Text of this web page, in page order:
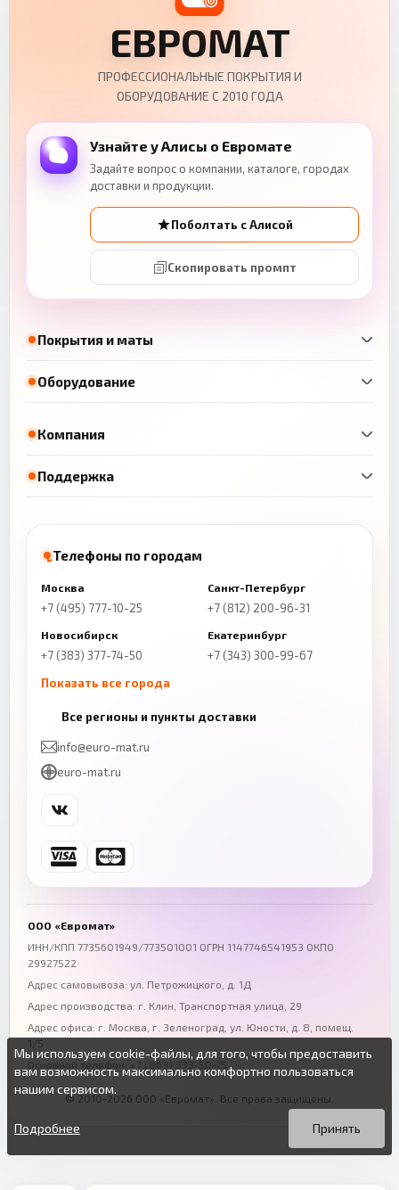
Покрытия и маты
Оборудование
ЕВРОМАТ
ПРОФЕССИОНАЛЬНЫЕ ПОКРЫТИЯ И
ОБОРУДОВАНИЕ С 2010 ГОДА
Узнайте у Алисы о Евромате
Задайте вопрос о компании, каталоге, городах
доставки и продукции.
Поболтать с Алисой
Скопировать промпт
Компания
Поддержка
Телефоны по городам
Москва
+7 (495) 777-10-25
Санкт-Петербург
+7 (812) 200-96-31
Новосибирск
+7 (383) 377-74-50
Екатеринбург
+7 (343) 300-99-67
Показать все города
+7 (843) 206-01-30
Челябинск
+7 (343) 300-99-67
Ростов-на-Дону
+7 (863) 333-50-75
Волгоград
+7 (844) 261-36-12
Омск
Все регионы и пункты доставки
info@euro-mat.ru
euro-mat.ru
ООО «Евромат»
ИНН/КПП 7735601949/773501001 ОГРН 1147746541953 ОКПО
29927522
Адрес самовывоза: ул. Петрожицкого, д. 1Д
Адрес производства: г. Клин, Транспортная улица, 29
Адрес офиса: г. Москва, г. Зеленоград ул. Юности, д. 8, помещ.
1/5
Основной телефон:
+7 (863) 333-50-75
© 2010-2026 ООО «Евромат». Все права защищены.
Мы используем cookie-файлы, для того, чтобы предоставить
вам возможность максимально комфортно пользоваться
нашим сервисом.
Вы можете подробнее прочитать о cookie-файлах в открытых
источниках или изменить настройки своего браузера.
Продолжая пользоваться данным сайтом без изменения
настроек вы даете согласие на использование ваших cookie-
Принять
Подробнее